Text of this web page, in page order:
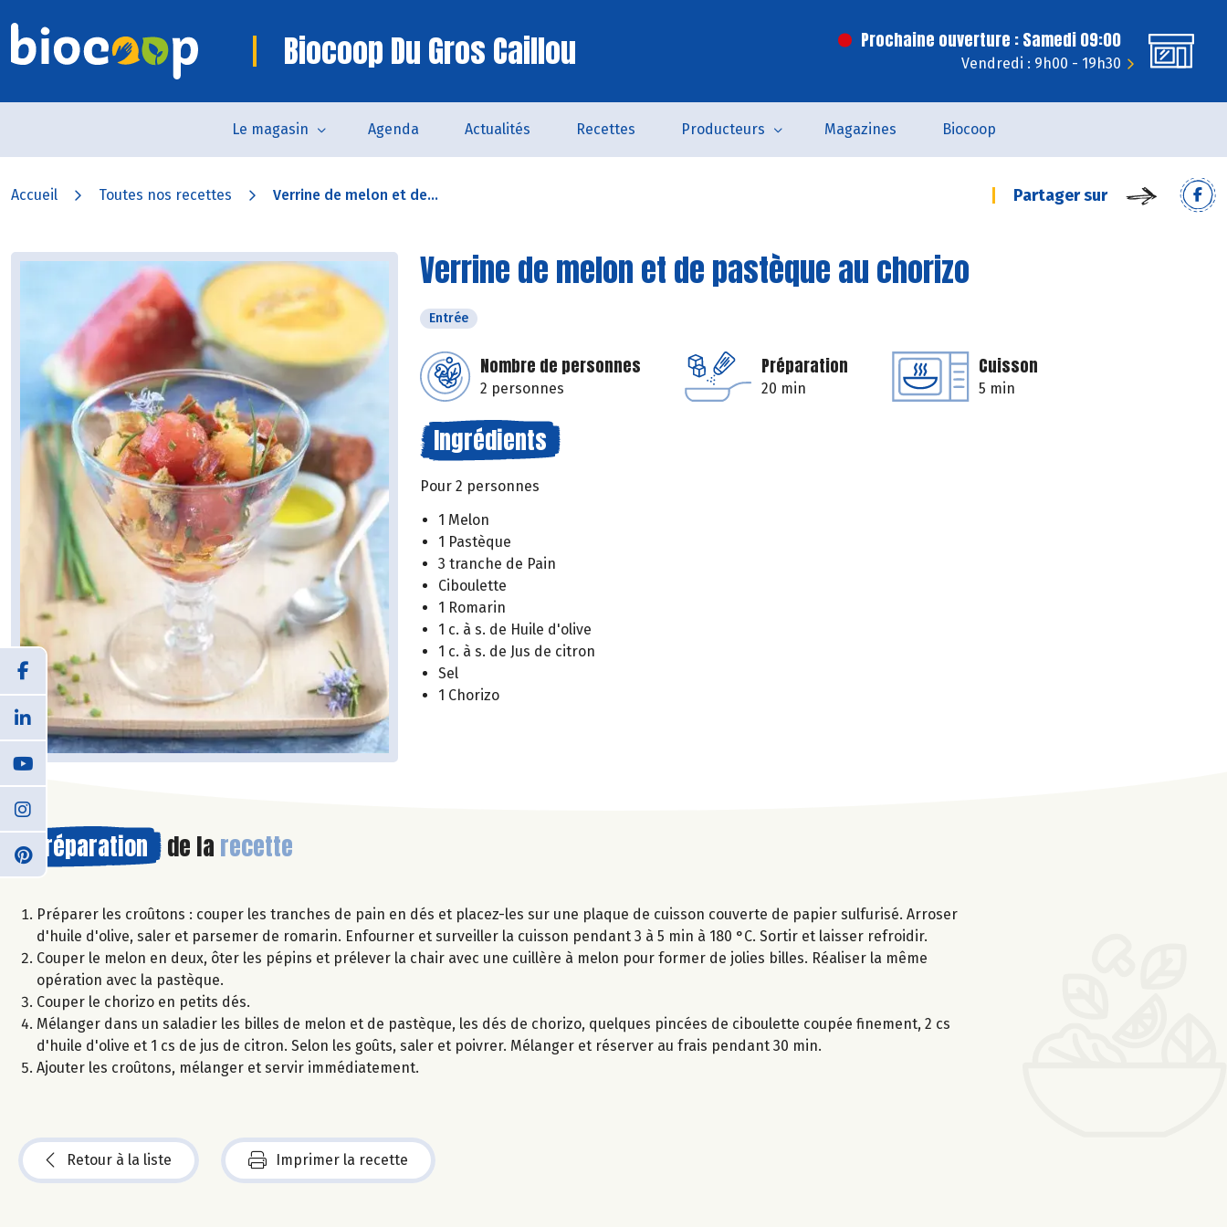
Biocoop Du Gros Caillou Prochaine ouverture : Samedi 09:00
Vendredi : 9h00 - 19h30
Le magasin Agenda Actualités Recettes Producteurs Magazines Biocoop
Accueil Toutes nos recettes Verrine de melon et de... Partager sur
Verrine de melon et de pastèque au chorizo
Entrée
Nombre de personnes
2 personnes
Préparation
20 min
Cuisson
5 min
Ingrédients
Pour 2 personnes
1 Melon
1 Pastèque
3 tranche de Pain
Ciboulette
1 Romarin
1 c. à s. de Huile d'olive
1 c. à s. de Jus de citron
Sel
1 Chorizo
Préparation de la recette
Préparer les croûtons : couper les tranches de pain en dés et placez-les sur une plaque de cuisson couverte de papier sulfurisé. Arroser
d'huile d'olive, saler et parsemer de romarin. Enfourner et surveiller la cuisson pendant 3 à 5 min à 180 °C. Sortir et laisser refroidir.
Couper le melon en deux, ôter les pépins et prélever la chair avec une cuillère à melon pour former de jolies billes. Réaliser la même
opération avec la pastèque.
Couper le chorizo en petits dés.
Mélanger dans un saladier les billes de melon et de pastèque, les dés de chorizo, quelques pincées de ciboulette coupée finement, 2 cs
d'huile d'olive et 1 cs de jus de citron. Selon les goûts, saler et poivrer. Mélanger et réserver au frais pendant 30 min.
Ajouter les croûtons, mélanger et servir immédiatement.
Retour à la liste Imprimer la recette